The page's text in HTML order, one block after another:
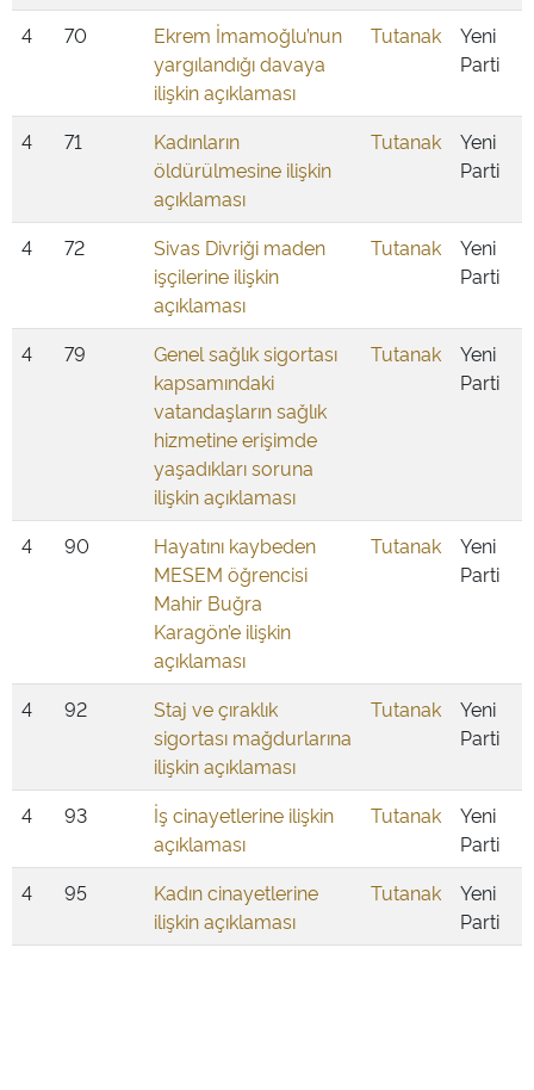
4 70
Ekrem İmamoğlu’nun
yargılandığı davaya
ilişkin açıklaması
Tutanak
Yeni
Parti
4 71
Kadınların
öldürülmesine ilişkin
açıklaması
Tutanak
Yeni
Parti
4 72
Sivas Divriği maden
işçilerine ilişkin
açıklaması
Tutanak
Yeni
Parti
4 79
Genel sağlık sigortası
kapsamındaki
vatandaşların sağlık
hizmetine erişimde
yaşadıkları soruna
ilişkin açıklaması
Tutanak
Yeni
Parti
4 90
Hayatını kaybeden
MESEM öğrencisi
Mahir Buğra
Karagön’e ilişkin
açıklaması
Tutanak
Yeni
Parti
4 92
Staj ve çıraklık
sigortası mağdurlarına
ilişkin açıklaması
Tutanak
Yeni
Parti
4 93
İş cinayetlerine ilişkin
açıklaması
Tutanak
Yeni
Parti
4
95
Kadın cinayetlerine
ilişkin açıklaması
Tutanak
Yeni
Parti